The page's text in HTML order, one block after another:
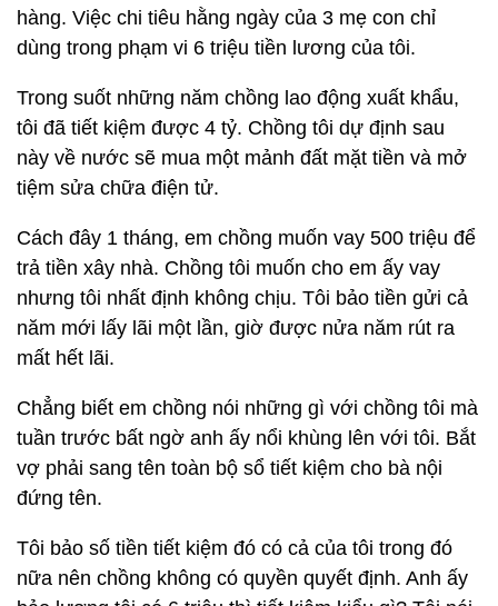
hàng. Việc chi tiêu hằng ngày của 3 mẹ con chỉ
dùng trong phạm vi 6 triệu tiền lương của tôi.
Trong suốt những năm chồng lao động xuất khẩu,
tôi đã tiết kiệm được 4 tỷ. Chồng tôi dự định sau
này về nước sẽ mua một mảnh đất mặt tiền và mở
tiệm sửa chữa điện tử.
Cách đây 1 tháng, em chồng muốn vay 500 triệu để
trả tiền xây nhà. Chồng tôi muốn cho em ấy vay
nhưng tôi nhất định không chịu. Tôi bảo tiền gửi cả
năm mới lấy lãi một lần, giờ được nửa năm rút ra
mất hết lãi.
Chẳng biết em chồng nói những gì với chồng tôi mà
tuần trước bất ngờ anh ấy nổi khùng lên với tôi. Bắt
vợ phải sang tên toàn bộ sổ tiết kiệm cho bà nội
đứng tên.
Tôi bảo số tiền tiết kiệm đó có cả của tôi trong đó
nữa nên chồng không có quyền quyết định. Anh ấy